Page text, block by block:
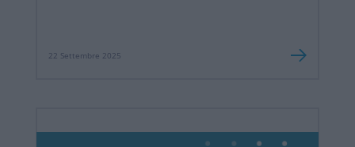
22 Settembre 2025